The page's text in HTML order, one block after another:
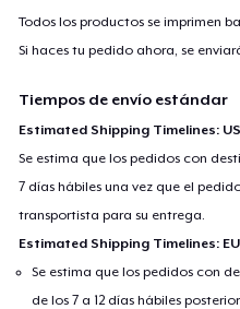
Todos los productos se imprimen
Si haces tu pedido ahora, se
Tiempos de envío estándar
Estimated Shipping Timelines:
Se estima que los pedidos con
7 días hábiles una vez que el
transportista para su entrega.
Estimated Shipping Timelines:
Se estima que los pedidos con
de los 7 a 12 días hábiles